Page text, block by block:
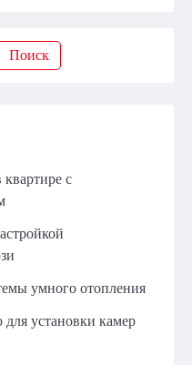
с
умного отопления
установки камер